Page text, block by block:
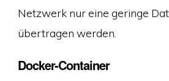
Netzwerk nur eine geringe
übertragen werden.
Docker-Container